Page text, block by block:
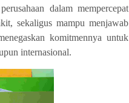
dalam mempercepat
sekaligus mampu menjawab
komitmennya untuk
internasional.